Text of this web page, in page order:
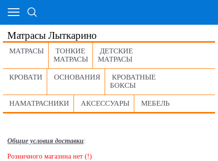
Матрасы Лыткарино
МАТРАСЫ
ТОНКИЕ
МАТРАСЫ
ДЕТСКИЕ
МАТРАСЫ
КРОВАТИ ОСНОВАНИЯ
КРОВАТНЫЕ
БОКСЫ
НАМАТРАСНИКИ АКСЕССУАРЫ МЕБЕЛЬ
Общие условия доставки:
Розничного магазина нет (!)